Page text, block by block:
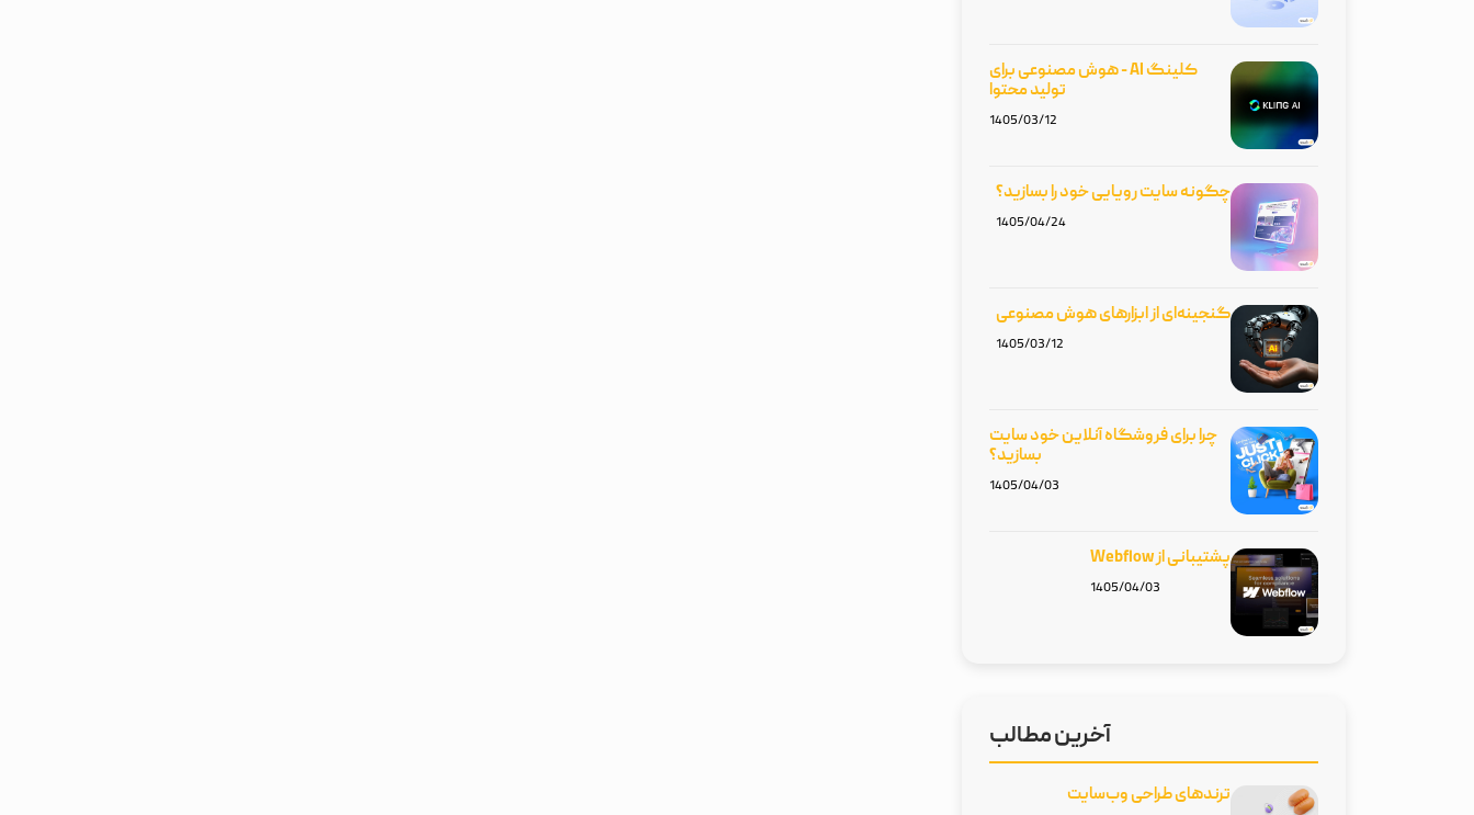
کلینگ AI - هوش مصنوعی برای
تولید محتوا
1405/03/12
چگونه سایت رویایی خود را بسازید؟
1405/04/24
گنجینه‌ای از ابزارهای هوش مصنوعی
1405/03/12
چرا برای فروشگاه آنلاین خود سایت
بسازید؟
1405/04/03
پشتیبانی از Webflow
1405/04/03
آخرین مطالب
ترند‌های طراحی وب‌سایت‌